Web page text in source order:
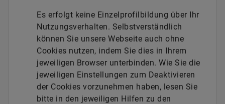
Es erfolgt keine Einzelprofilbildung über Ihr
Nutzungsverhalten. Selbstverständlich
können Sie unsere Webseite auch ohne
Cookies nutzen, indem Sie dies in Ihrem
jeweiligen Browser unterbinden. Wie Sie die
jeweiligen Einstellungen zum Deaktivieren
der Cookies vorzunehmen haben, lesen Sie
bitte in den jeweiligen Hilfen zu den